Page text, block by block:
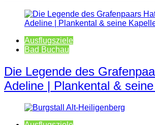
Ausflugsziele
Bad Buchau
Die Legende des
Adeline | Plankental &